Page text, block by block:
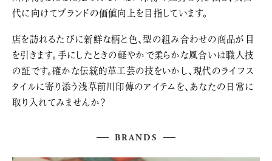
代に向けてブランドの価値向上を目指しています。
店を訪れるたびに新鮮な柄と色、型の組み合わせの商品が目
を引きます。手にしたときの軽やかで柔らかな風合いは職人技
の証です。確かな伝統的革工芸の技をいかし、現代のライフス
タイルに寄り添う浅草前川印傳のアイテムを、あなたの日常に
取り入れてみませんか？
BRANDS